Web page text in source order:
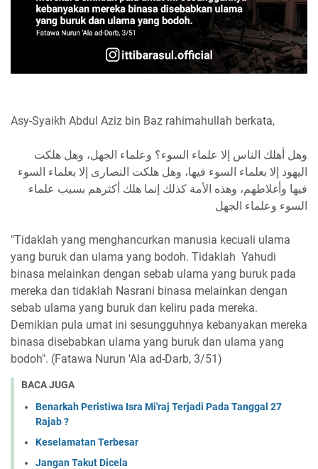
Asy-Syaikh Abdul Aziz bin Baz rahimahullah berkata,
وهل أهلك الناس إلا علماء السوء؟ وعلماء الجهل، وهل هلكت
اليهود إلا بعلماء السوء فيها، وهل هلكت النصارى إلا بعلماء السوء
فيها وأغلاطهم، وهذه الأمة كذلك إنما هلك أكثرهم بسبب علماء
السوء وعلماء الجهل
"Tidaklah yang menghancurkan manusia kecuali ulama
yang buruk dan ulama yang bodoh. Tidaklah Yahudi
binasa melainkan dengan sebab ulama yang buruk pada
mereka dan tidaklah Nasrani binasa melainkan dengan
sebab ulama yang buruk dan keliru pada mereka.
Demikian pula umat ini sesungguhnya kebanyakan mereka
binasa disebabkan ulama yang buruk dan ulama yang
bodoh". (Fatawa Nurun 'Ala ad-Darb, 3/51)
BACA JUGA
Benarkah Peristiwa Isra Mi'raj Terjadi Pada Tanggal 27
Rajab ?
Keselamatan Terbesar
Jangan Takut Dicela